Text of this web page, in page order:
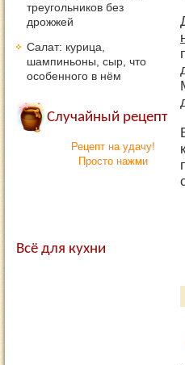
треугольников без
дрожжей
Салат: курица,
шампиньоны, сыр, что
особенного в нём
Случайный рецепт
Рецепт на удачу!
Просто нажми
Всё для кухни